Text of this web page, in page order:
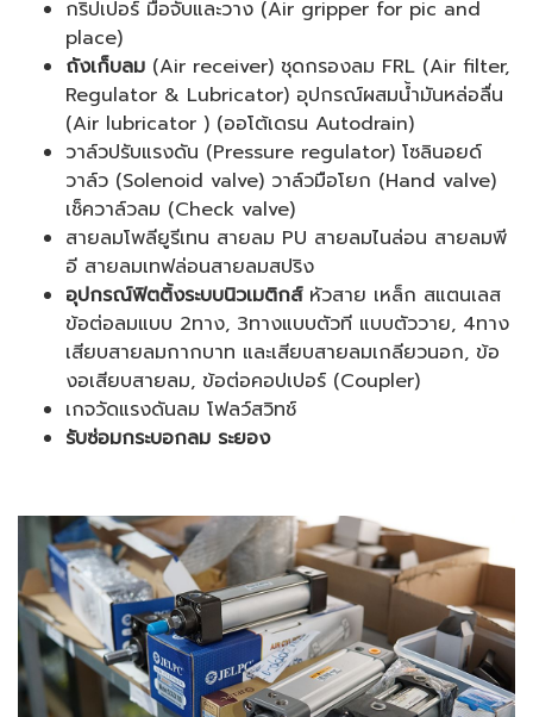
กริปเปอร์ มือจับและวาง (Air gripper for pic and
place)
ถังเก็บลม (Air receiver) ชุดกรองลม FRL (Air filter,
Regulator & Lubricator) อุปกรณ์ผสมน้ำมันหล่อลื่น
(Air lubricator ) (ออโต้เดรน Autodrain)
วาล์วปรับแรงดัน (Pressure regulator) โซลินอยด์
วาล์ว (Solenoid valve) วาล์วมือโยก (Hand valve)
เช็ควาล์วลม (Check valve)
สายลมโพลียูรีเทน สายลม PU สายลมไนล่อน สายลมพี
อี สายลมเทฟล่อนสายลมสปริง
อุปกรณ์ฟิตติ้งระบบนิวเมติกส์หัวสาย เหล็ก สแตนเลส
ข้อต่อลมแบบ 2ทาง, 3ทางแบบตัวที แบบตัววาย, 4ทาง
เสียบสายลมกากบาท และเสียบสายลมเกลียวนอก, ข้อ
งอเสียบสายลม, ข้อต่อคอปเปอร์ (Coupler)
เกจวัดแรงดันลม โฟลว์สวิทช์
รับซ่อมกระบอกลม ระยอง